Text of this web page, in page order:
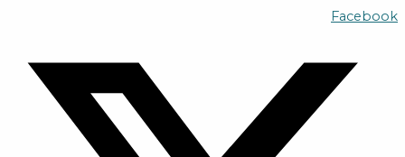
تخطي
إلى
Facebook